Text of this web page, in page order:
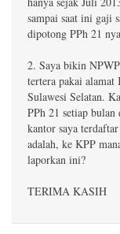
sampai saat ini gaji
dipotong PPh 21
2. Saya bikin
tertera pakai
Sulawesi Selatan.
PPh 21 setiap
kantor saya
adalah, ke KPP
laporkan ini?
TERIMA KASIH